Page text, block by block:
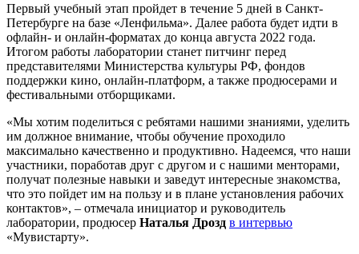
Первый учебный этап пройдет в течение 5 дней в Санкт-
Петербурге на базе «Ленфильма». Далее работа будет идти в
офлайн- и онлайн-форматах до конца августа 2022 года.
Итогом работы лаборатории станет питчинг перед
представителями Министерства культуры РФ, фондов
поддержки кино, онлайн-платформ, а также продюсерами и
фестивальными отборщиками.
«Мы хотим поделиться с ребятами нашими знаниями, уделить
им должное внимание, чтобы обучение проходило
максимально качественно и продуктивно. Надеемся, что наши
участники, поработав друг с другом и с нашими менторами,
получат полезные навыки и заведут интересные знакомства,
что это пойдет им на пользу и в плане установления рабочих
контактов», – отмечала инициатор и руководитель
лаборатории, продюсер Наталья Дрозд в интервью
«Мувистарту».